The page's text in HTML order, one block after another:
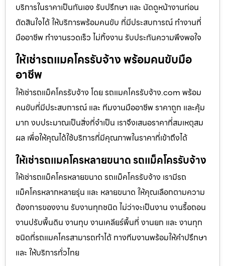
บริการในราคาเป็นกันเอง รับปรึกษา และ นัดดูหน้างานก่อน
ตัดสินใจได้ ให้บริการพร้อมคนขับ ที่มีประสบการณ์ ทำงานที่
มืออาชีพ ทำงานรวดเร็ว ไม่ทิ้งงาน รับประกันความพึงพอใจ
ให้เช่ารถแมคโครรับจ้าง พร้อมคนขับมือ
อาชีพ
ให้เช่ารถแม็คโครรับจ้าง โดย รถแมคโครรับจ้าง.com พร้อม
คนขับที่มีประสบการณ์ และ ทีมงานมืออาชีพ ราคาถูก และคุ้ม
มาก งบประมาณเป็นสิ่งที่จำเป็น เราจึงเสนอราคาที่สมเหตุสม
ผล เพื่อให้คุณได้ใช้บริการที่มีคุณภาพในราคาที่เข้าถึงได้
ให้เช่ารถแมคโครหลายขนาด รถแม็คโครรับจ้าง
ให้เช่ารถแม็คโครหลายขนาด รถแม็คโครรับจ้าง เรามีรถ
แม็คโครหลากหลายรุ่น และ หลายขนาด ให้คุณเลือกตามความ
ต้องการของงาน รับงานทุกชนิด ไม่ว่าจะเป็นงาน งานรื้อถอน
งานปรับพื้นดิน งานทุบ งานเคลียร์พื้นที่ งานยก และ งานทุก
ชนิดที่รถแมคโครสามารถทำได้ ทางทีมงานพร้อมให้คำปรึกษา
และ ให้บริการทั่วไทย